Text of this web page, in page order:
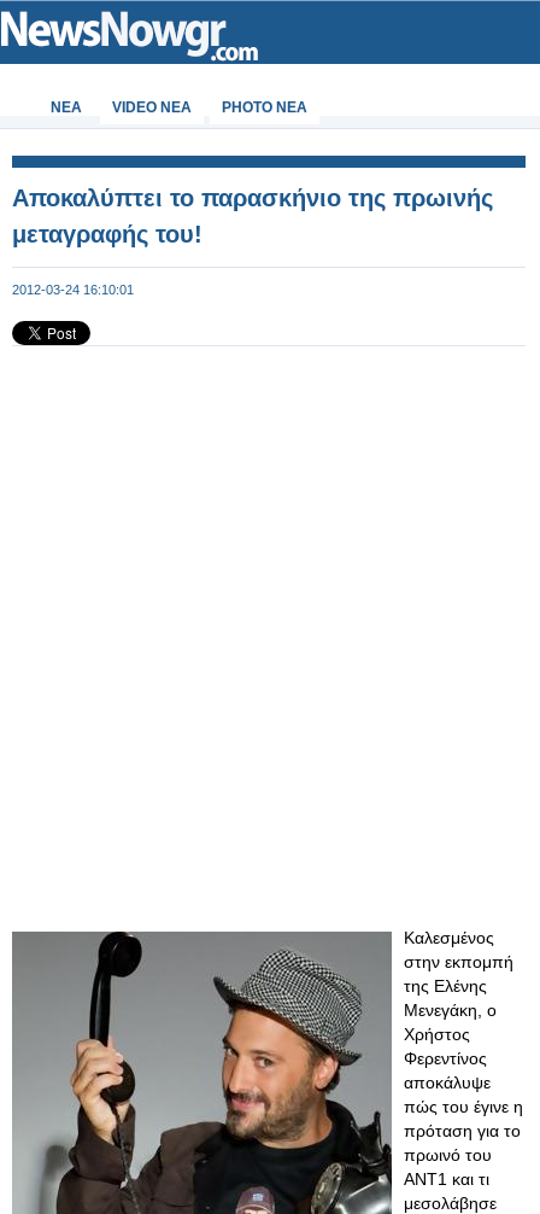
ΝΕΑ VIDEO NEA PHOTO NEA
Αποκαλύπτει το παρασκήνιο της πρωινής
μεταγραφής του!
2012-03-24 16:10:01
Καλεσμένος
στην εκπομπή
της Ελένης
Μενεγάκη, ο
Χρήστος
Φερεντίνος
αποκάλυψε
πώς του έγινε η
πρόταση για το
πρωινό του
ΑΝΤ1 και τι
μεσολάβησε